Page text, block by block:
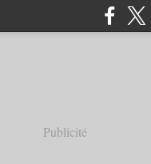
Publicité